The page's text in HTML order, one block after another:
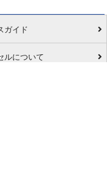
ガイド
ルについて